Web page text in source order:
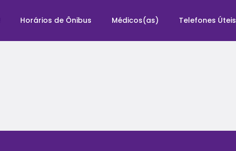
Horários de Ônibus Médicos(as) Telefones Úteis